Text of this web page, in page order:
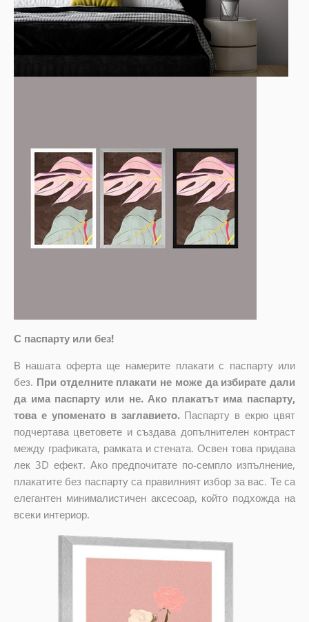
С паспарту или без!
В нашата оферта ще намерите плакати с паспарту или
без. При отделните плакати не може да избирате дали
да има паспарту или не. Ако плакатът има паспарту,
това е упоменато в заглавието. Паспарту в екрю цвят
подчертава цветовете и създава допълнителен контраст
между графиката, рамката и стената. Освен това придава
лек 3D ефект. Ако предпочитате по-семпло изпълнение,
плакатите без паспарту са правилният избор за вас. Те са
елегантен минималистичен аксесоар, който подхожда на
всеки интериор.